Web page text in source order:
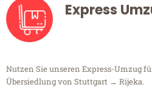
Express
Nutzen Sie unseren Express-Umzug
Übersiedlung von Stuttgart → Rijeka.